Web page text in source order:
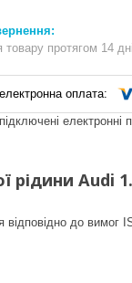
товару протягом 14
Audi
відповідно до вимог